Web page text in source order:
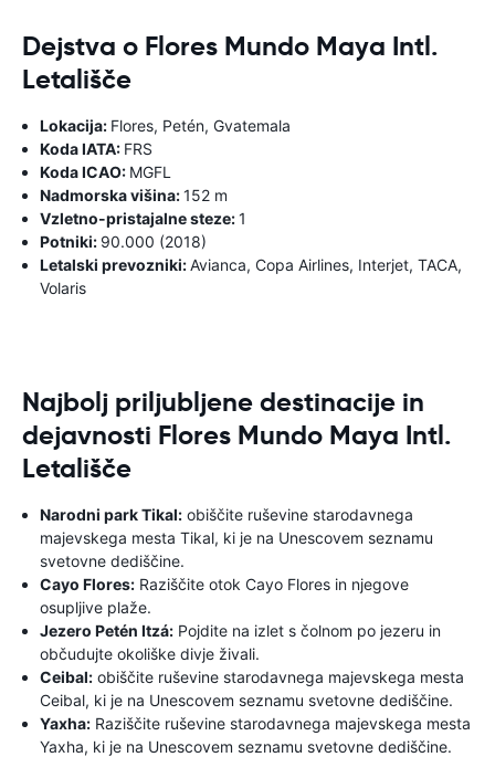
Dejstva o Flores Mundo Maya Intl.
Letališče
Lokacija: Flores, Petén, Gvatemala
Koda IATA: FRS
Koda ICAO: MGFL
Nadmorska višina:152 m
Vzletno-pristajalne steze:1
Potniki: 90.000 (2018)
Letalski prevozniki:Avianca, Copa Airlines, Interjet, TACA,
Volaris
Najbolj priljubljene destinacije in
dejavnosti Flores Mundo Maya Intl.
Letališče
Narodni park Tikal: obiščite ruševine starodavnega
majevskega mesta Tikal, ki je na Unescovem seznamu
svetovne dediščine.
Cayo Flores: Raziščite otok Cayo Flores in njegove
osupljive plaže.
Jezero Petén Itzá: Pojdite na izlet s čolnom po jezeru in
občudujte okoliške divje živali.
Ceibal: obiščite ruševine starodavnega majevskega mesta
Ceibal, ki je na Unescovem seznamu svetovne dediščine.
Yaxha: Raziščite ruševine starodavnega majevskega mesta
Yaxha, ki je na Unescovem seznamu svetovne dediščine.